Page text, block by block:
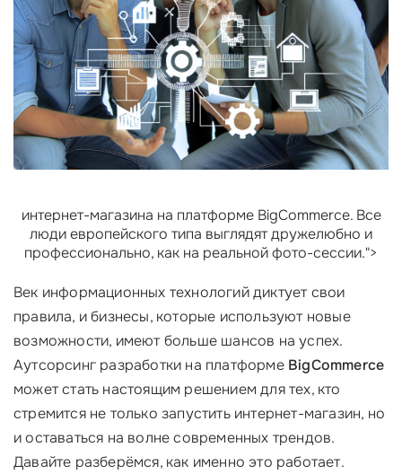
интернет-магазина на платформе BigCommerce. Все
люди европейского типа выглядят дружелюбно и
профессионально, как на реальной фото-сессии.">
Век информационных технологий диктует свои
правила, и бизнесы, которые используют новые
возможности, имеют больше шансов на успех.
Аутсорсинг разработки на платформе BigCommerce
может стать настоящим решением для тех, кто
стремится не только запустить интернет-магазин, но
и оставаться на волне современных трендов.
Давайте разберёмся, как именно это работает.